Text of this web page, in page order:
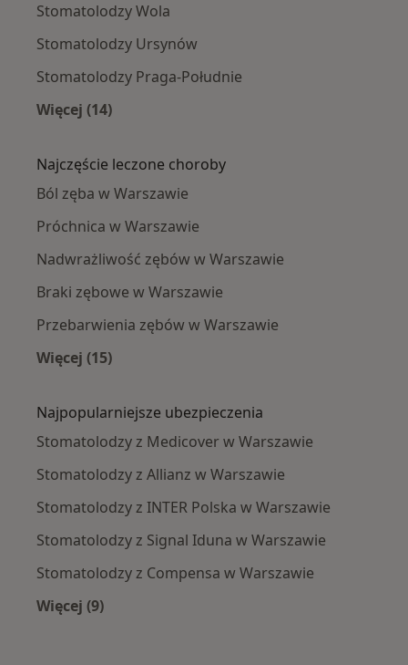
Stomatolodzy Wola
Stomatolodzy Ursynów
Stomatolodzy Praga-Południe
Więcej (14)
Najczęście leczone choroby
Ból zęba w Warszawie
Próchnica w Warszawie
Nadwrażliwość zębów w Warszawie
Braki zębowe w Warszawie
Przebarwienia zębów w Warszawie
Więcej (15)
Najpopularniejsze ubezpieczenia
Stomatolodzy z Medicover w Warszawie
Stomatolodzy z Allianz w Warszawie
Stomatolodzy z INTER Polska w Warszawie
Stomatolodzy z Signal Iduna w Warszawie
Stomatolodzy z Compensa w Warszawie
Więcej (9)